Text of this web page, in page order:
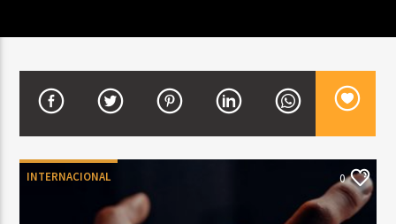
TITLE
ARTIST
INTERNACIONAL 0